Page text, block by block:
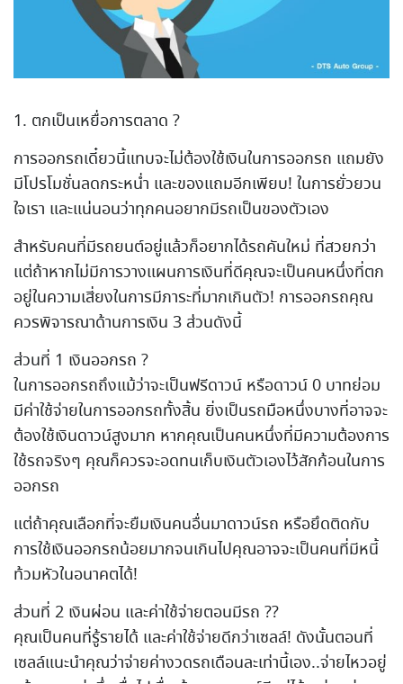
1. ตกเป็นเหยื่อการตลาด ?
การออกรถเดี๋ยวนี้แทบจะไม่ต้องใช้เงินในการออกรถ แถมยัง
มีโปรโมชั่นลดกระหน่ำ และของแถมอีกเพียบ! ในการยั่วยวน
ใจเรา และแน่นอนว่าทุกคนอยากมีรถเป็นของตัวเอง
สำหรับคนที่มีรถยนต์อยู่แล้วก็อยากได้รถคันใหม่ ที่สวยกว่า
แต่ถ้าหากไม่มีการวางแผนการเงินที่ดีคุณจะเป็นคนหนึ่งที่ตก
อยู่ในความเสี่ยงในการมีภาระที่มากเกินตัว! การออกรถคุณ
ควรพิจารณาด้านการเงิน 3 ส่วนดังนี้
ส่วนที่ 1 เงินออกรถ ?
ในการออกรถถึงแม้ว่าจะเป็นฟรีดาวน์ หรือดาวน์ 0 บาทย่อม
มีค่าใช้จ่ายในการออกรถทั้งสิ้น ยิ่งเป็นรถมือหนึ่งบางที่อาจจะ
ต้องใช้เงินดาวน์สูงมาก หากคุณเป็นคนหนึ่งที่มีความต้องการ
ใช้รถจริงๆ คุณก็ควรจะอดทนเก็บเงินตัวเองไว้สักก้อนในการ
ออกรถ
แต่ถ้าคุณเลือกที่จะยืมเงินคนอื่นมาดาวน์รถ หรือยึดติดกับ
การใช้เงินออกรถน้อยมากจนเกินไปคุณอาจจะเป็นคนที่มีหนี้
ท้วมหัวในอนาคตได้!
ส่วนที่ 2 เงินผ่อน และค่าใช้จ่ายตอนมีรถ ??
คุณเป็นคนที่รู้รายได้ และค่าใช้จ่ายดีกว่าเซลล์! ดังนั้นตอนที่
เซลล์แนะนำคุณว่าจ่ายค่างวดรถเดือนละเท่านี้เอง..จ่ายไหวอยู่